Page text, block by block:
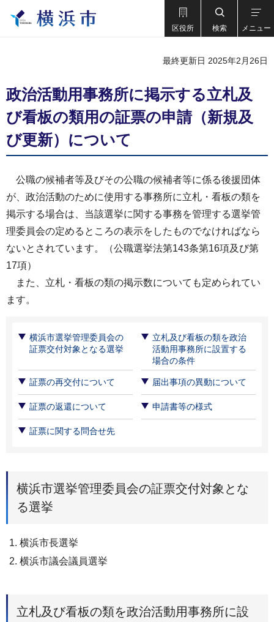
区役所 検索 メニュー
最終更新日 2025年2月26日
政治活動用事務所に掲示する立札及
び看板の類用の証票の申請（新規及
び更新）について
公職の候補者等及びその公職の候補者等に係る後援団体
が、政治活動のために使用する事務所に立札・看板の類を
掲示する場合は、当該選挙に関する事務を管理する選挙管
理委員会の定めるところの表示をしたものでなければなら
ないとされています。（公職選挙法第143条第16項及び第
17項）
また、立札・看板の類の掲示数についても定められてい
ます。
横浜市選挙管理委員会の
証票交付対象となる選挙
立札及び看板の類を政治
活動⽤事務所に設置する
場合の条件
証票の再交付について 届出事項の異動について
証票の返還について 申請書等の様式
証票に関する問合せ先
横浜市選挙管理委員会の証票交付対象とな
る選挙
横浜市長選挙
横浜市議会議員選挙
立札及び看板の類を政治活動⽤事務所に設